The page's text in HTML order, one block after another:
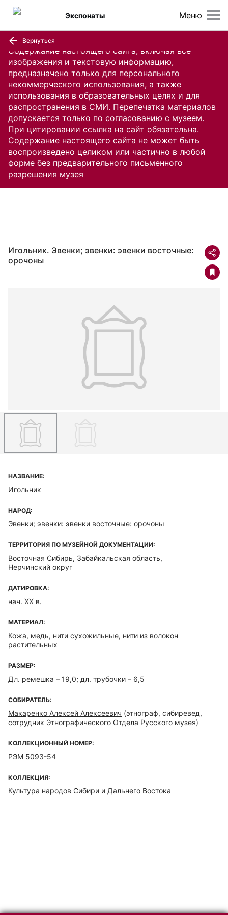
Содержание настоящего сайта, включая все
изображения и текстовую информацию,
предназначено только для персонального
некоммерческого использования, а также
использования в образовательных целях и для
распространения в СМИ. Перепечатка материалов
допускается только по согласованию с музеем.
При цитировании ссылка на сайт обязательна.
Содержание настоящего сайта не может быть
воспроизведено целиком или частично в любой
форме без предварительного письменного
разрешения музея
Меню
Экспонаты
Вернуться
Игольник. Эвенки; эвенки: эвенки восточные:
орочоны
НАЗВАНИЕ:
Игольник
НАРОД:
Эвенки; эвенки: эвенки восточные: орочоны
ТЕРРИТОРИЯ ПО МУЗЕЙНОЙ ДОКУМЕНТАЦИИ:
Восточная Сибирь, Забайкальская область,
Нерчинский округ
ДАТИРОВКА:
нач. XX в.
МАТЕРИАЛ:
Кожа, медь, нити сухожильные, нити из волокон
растительных
РАЗМЕР:
Дл. ремешка – 19,0; дл. трубочки – 6,5
СОБИРАТЕЛЬ:
Макаренко Алексей Алексеевич (этнограф, сибиревед,
сотрудник Этнографического Отдела Русского музея)
КОЛЛЕКЦИОННЫЙ НОМЕР:
РЭМ 5093-54
КОЛЛЕКЦИЯ:
Культура народов Сибири и Дальнего Востока